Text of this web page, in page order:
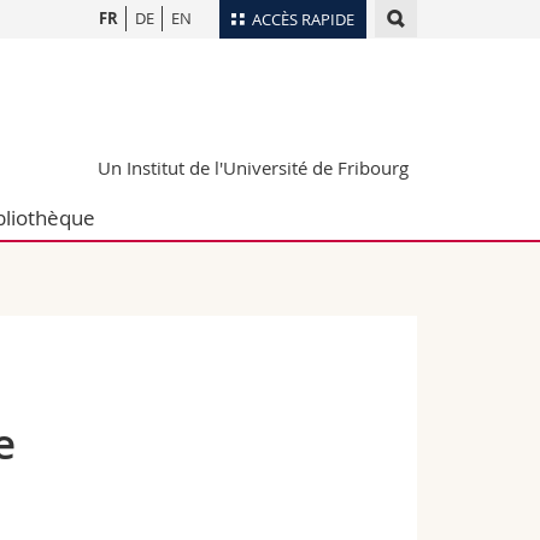
ACCÈS RAPIDE
Bibliothèques
FR DE EN
Un Institut de l'Université de Fribourg